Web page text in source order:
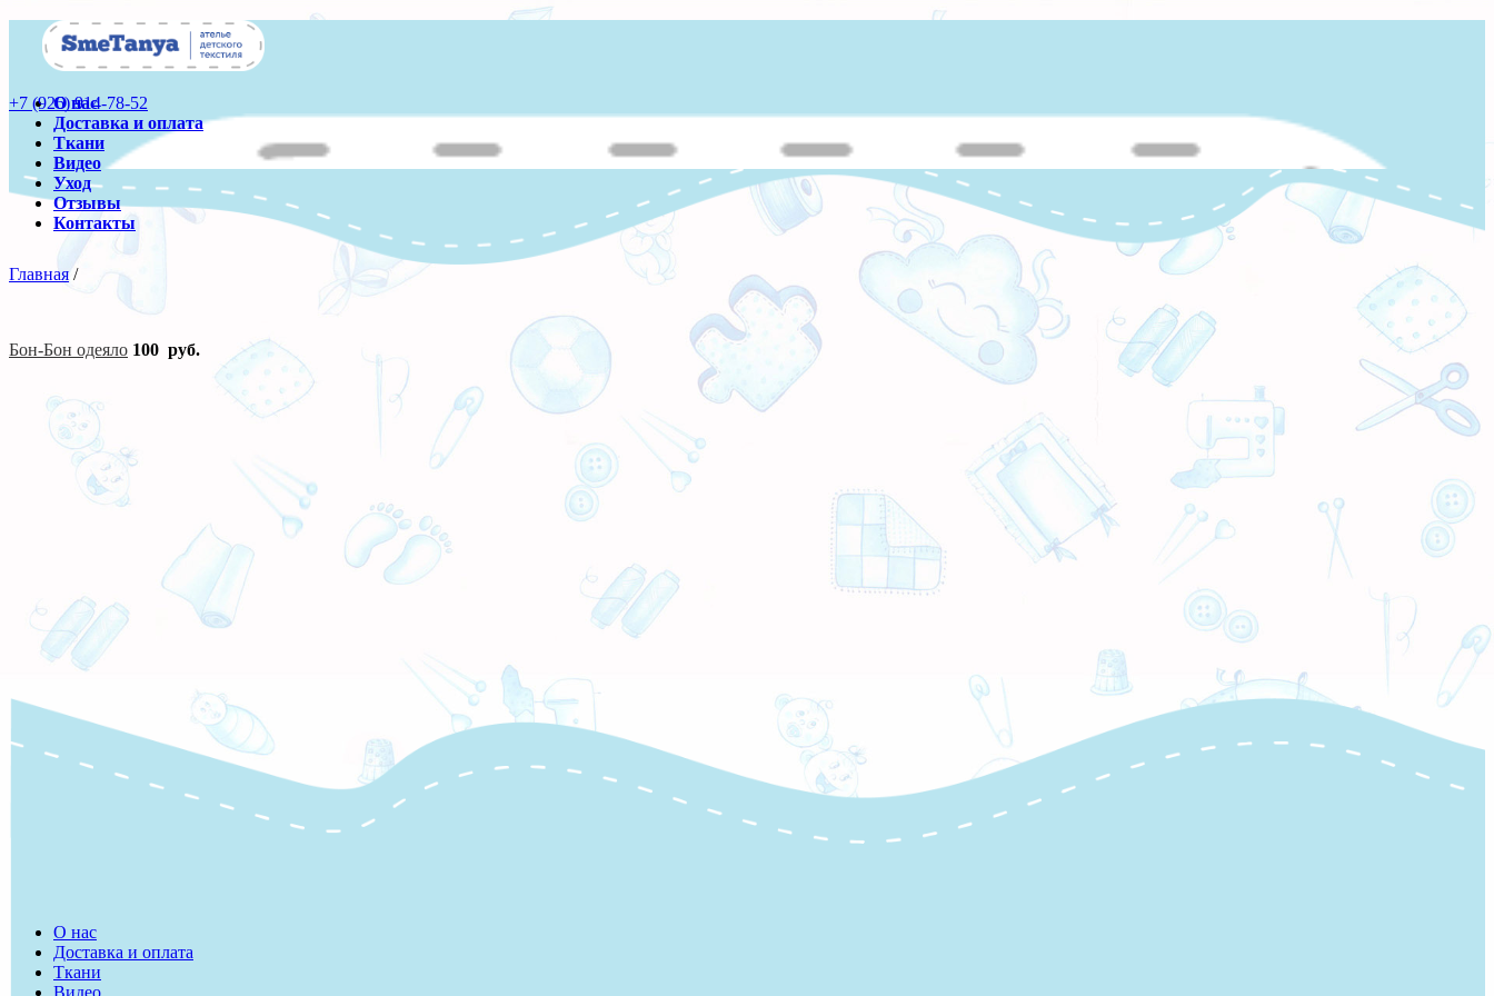
О нас
Доставка и оплата
Ткани
Видео
Уход
Отзывы
Контакты
+7 (926) 914-78-52
Главная/
Бон-Бон одеяло 100 руб.
О нас
Доставка и оплата
Ткани
Видео